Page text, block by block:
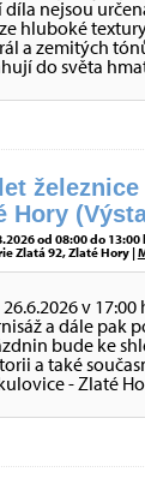
díla nejsou
hluboké
a zemitých
do světa
Hory
od 08:00 do 13:00
Zlatá 92, Zlaté Hory |
v
a dále pak
bude ke
a také
- Zlaté